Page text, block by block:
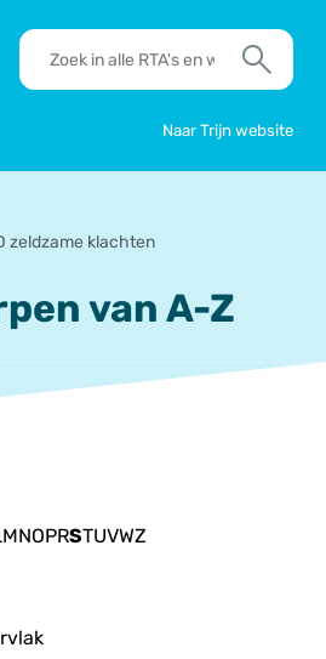
RTA's
en
Zoek
Naar Trijn website
zeldzame klachten
van A-Z
MNOPRSTUVWZ